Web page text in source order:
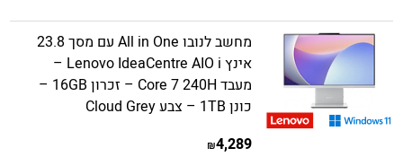
מחשב לנובו All in One עם מסך 23.8
אינץ Lenovo IdeaCentre AIO i –
מעבד Core 7 240H – זכרון 16GB –
כונן 1TB – צבע Cloud Grey
4,289
₪